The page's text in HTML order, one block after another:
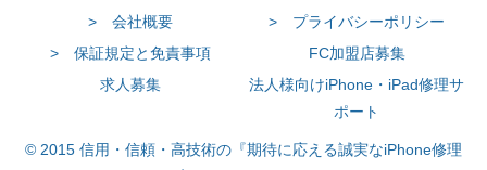
> 会社概要
> プライバシーポリシー
> 保証規定と免責事項
FC加盟店募集
求人募集
法人様向けiPhone・iPad修理サ
ポート
© 2015 信用・信頼・高技術の『期待に応える誠実なiPhone修理